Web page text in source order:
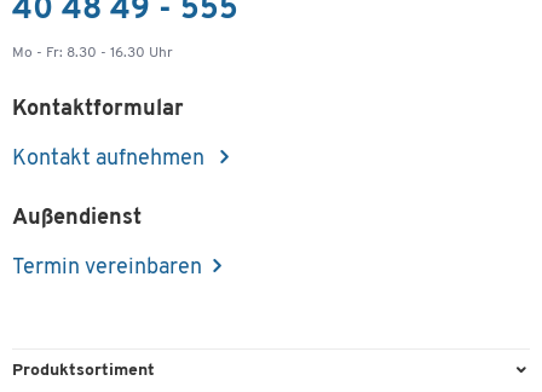
40 48 49 - 555
Mo - Fr: 8.30 - 16.30 Uhr
Kontaktformular
Kontakt aufnehmen
Außendienst
Termin vereinbaren
Produktsortiment